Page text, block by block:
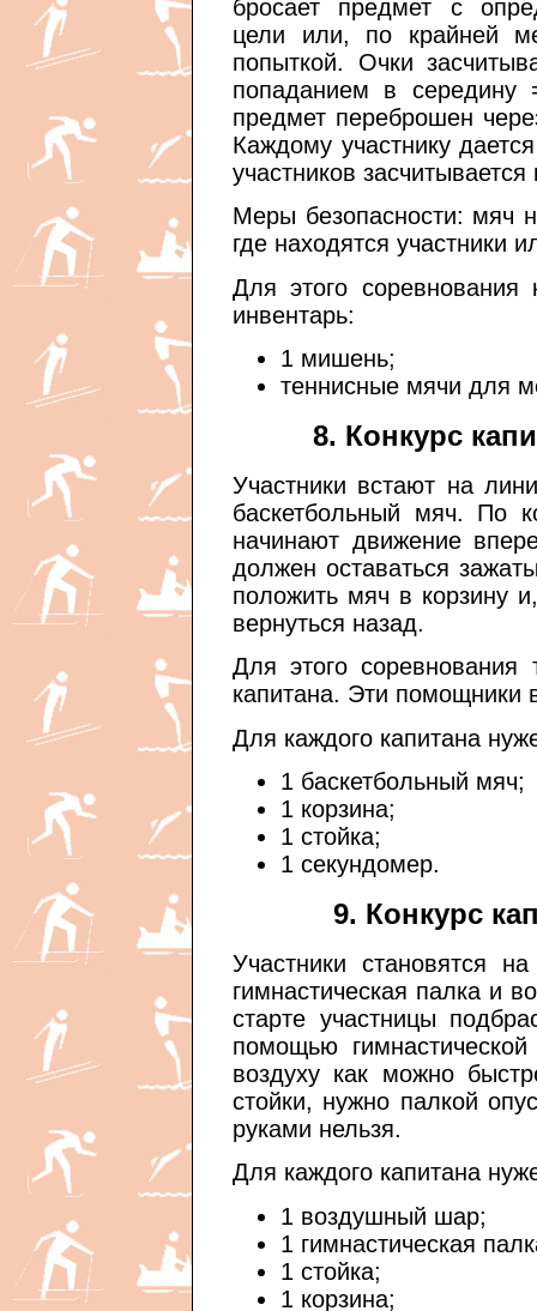
бросает предмет с
цели или, по крайней
попыткой. Очки
попаданием в
предмет переброшен
Каждому участнику
участников
Меры безопасности: мяч
где находятся участники
Для этого
инвентарь:
1 мишень;
теннисные мячи для
8. Конкурс
Участники встают на
баскетбольный мяч. По
начинают движение
должен оставаться
положить мяч в корзину
вернуться назад.
Для этого
капитана. Эти помощники
Для каждого капитана
1 баскетбольный мяч;
1 корзина;
1 стойка;
1 секундомер.
9. Конкурс
Участники становятся
гимнастическая палка и
старте участницы
помощью
воздуху как можно
стойки, нужно палкой
руками нельзя.
Для каждого капитана
1 воздушный шар;
1 гимнастическая
1 стойка;
1 корзина;